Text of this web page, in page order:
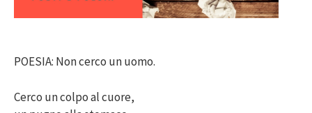
POESIA: Non cerco un uomo.
Cerco un colpo al cuore,